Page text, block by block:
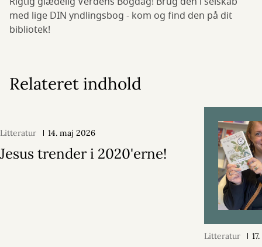
med lige DIN yndlingsbog - kom og find den på dit
bibliotek!
Relateret indhold
Litteratur 14. maj 2026
Jesus trender i 2020'erne!
Litteratur